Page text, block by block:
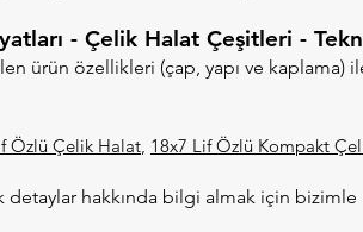
- Çelik Halat Çeşitleri -
ürün özellikleri (çap, yapı ve kaplama)
Özlü Çelik Halat, 18x7 Lif Özlü Kompakt
detaylar hakkında bilgi almak için